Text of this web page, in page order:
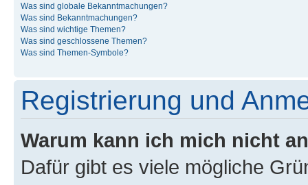
Was sind globale Bekanntmachungen?
Was sind Bekanntmachungen?
Was sind wichtige Themen?
Was sind geschlossene Themen?
Was sind Themen-Symbole?
Registrierung und
Warum kann ich mich nicht
Dafür gibt es viele mögliche